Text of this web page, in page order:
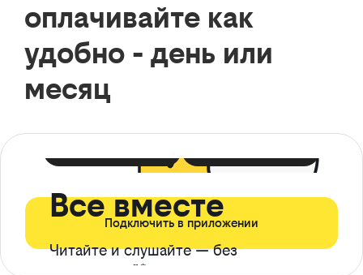
оплачивайте как
удобно - день или
месяц
Все вместе
Читайте и слушайте — без
ограничений*
Подключить в приложении